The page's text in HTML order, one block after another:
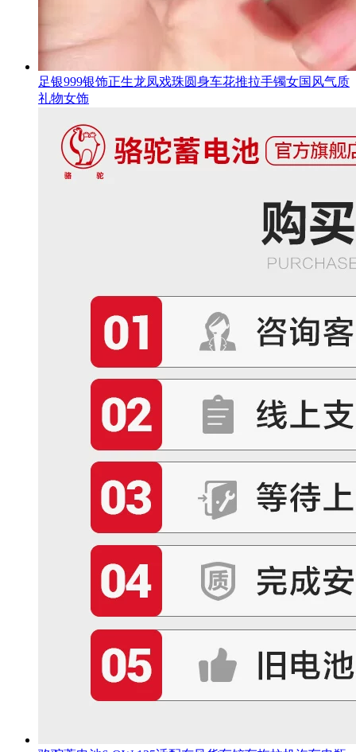
足银999银饰正生龙凤戏珠圆身车花推拉手镯女国风气质
礼物女饰